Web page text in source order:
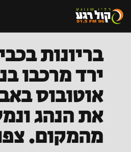
בריונות
ירד מרכבו
אוטובוס
את הנהג
מהמקום.